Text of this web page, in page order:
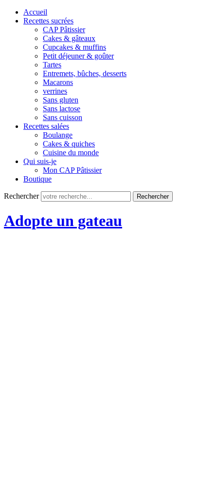
Accueil
Recettes sucrées
CAP Pâtissier
Cakes & gâteaux
Cupcakes & muffins
Petit déjeuner & goûter
Tartes
Entremets, bûches, desserts
Macarons
verrines
Sans gluten
Sans lactose
Sans cuisson
Recettes salées
Boulange
Cakes & quiches
Cuisine du monde
Qui suis-je
Mon CAP Pâtissier
Boutique
Rechercher
Adopte un gateau